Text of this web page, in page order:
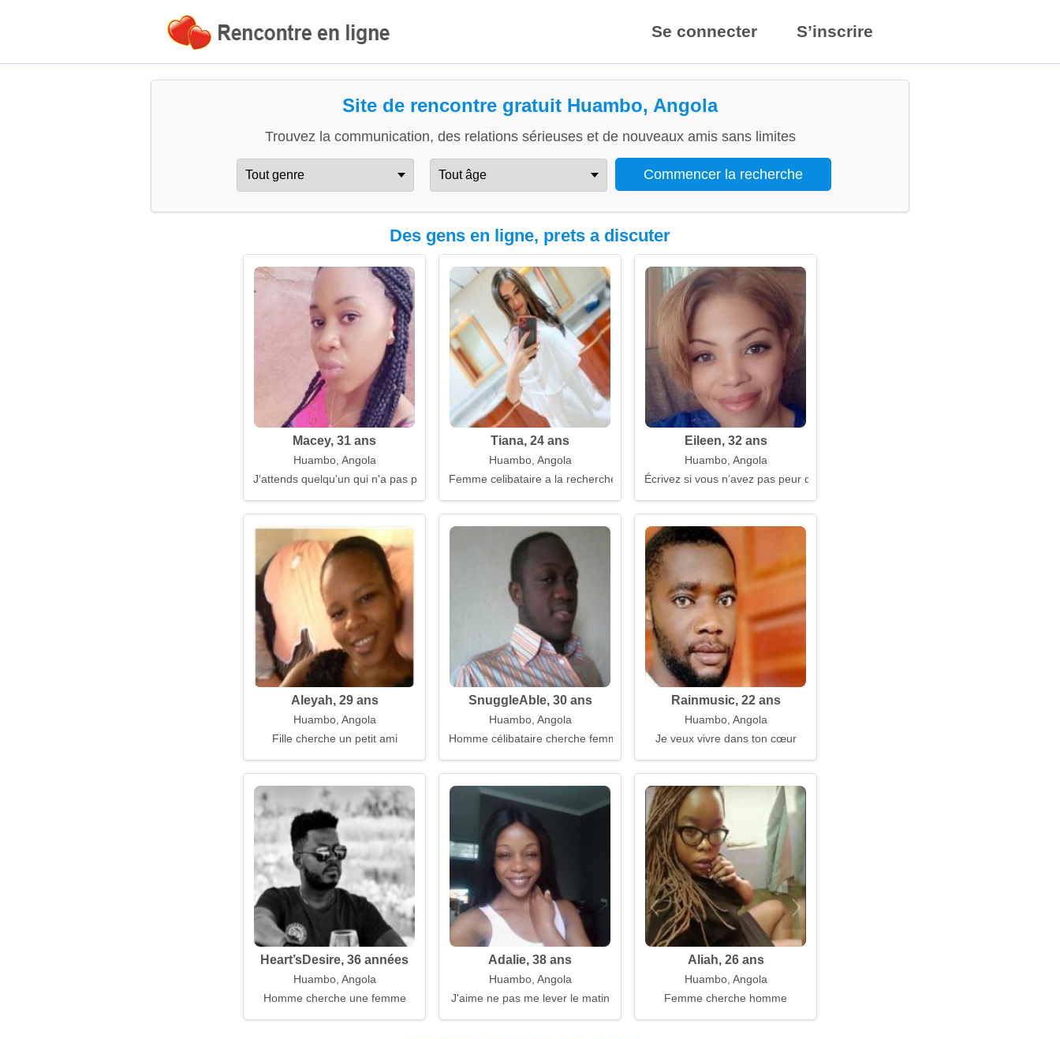
Se connecter S’inscrire
Site de rencontre gratuit Huambo, Angola
Trouvez la communication, des relations sérieuses et de nouveaux amis sans limites
Des gens en ligne, prets a discuter
Macey, 31 ans
Huambo, Angola
J'attends quelqu'un qui n'a pas peur
Tiana, 24 ans
Huambo, Angola
Femme celibataire a la recherche d'un mari
Eileen, 32 ans
Huambo, Angola
Écrivez si vous n’avez pas peur de danser
Aleyah, 29 ans
Huambo, Angola
Fille cherche un petit ami
SnuggleAble, 30 ans
Huambo, Angola
Homme célibataire cherche femme
Rainmusic, 22 ans
Huambo, Angola
Je veux vivre dans ton cœur
Heart’sDesire, 36 années
Huambo, Angola
Homme cherche une femme
Adalie, 38 ans
Huambo, Angola
J'aime ne pas me lever le matin
Aliah, 26 ans
Huambo, Angola
Femme cherche homme